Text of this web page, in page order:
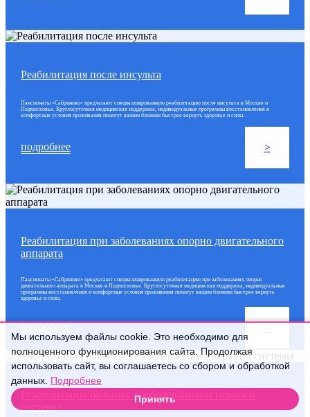
Реабилитация после инсульта
Пансионаты «Сабриново» предлагают специализированную реабилитацию после инсульта в Москве и
Подмосковье. Круглосуточная медицинская поддержка, индивидуальные программы восстановления и
комфортные условия проживания помогут вашим близким быстрее вернуть здоровье и силы.
подробнее >
Реабилитация при заболеваниях опорно двигательного
аппарата
Пансионаты «Сабриново» предлагают специализированную реабилитацию при заболеваниях опорно
двигательного аппарата в Москве и Подмосковье. Круглосуточная медицинская поддержка, индивидуальные
программы восстановления и комфортные условия проживания помогут вашим близким быстрее вернуть
здоровье и силы.
подробнее >
Реабилитация больных с заболеваниями нервной
Мы используем файлы cookie. Это необходимо для
полноценного функционирования сайта. Продолжая
использовать сайт, вы соглашаетесь со сбором и обработкой
данных. Подробнее
Принять